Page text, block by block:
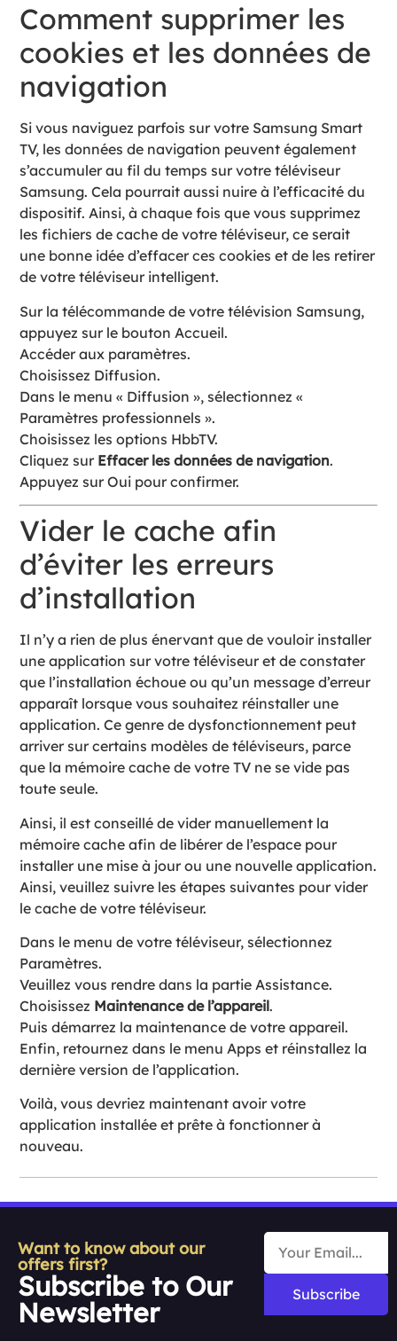
Comment supprimer les
cookies et les données de
navigation
Si vous naviguez parfois sur votre Samsung Smart
TV, les données de navigation peuvent également
s’accumuler au fil du temps sur votre téléviseur
Samsung. Cela pourrait aussi nuire à l’efficacité du
dispositif. Ainsi, à chaque fois que vous supprimez
les fichiers de cache de votre téléviseur, ce serait
une bonne idée d’effacer ces cookies et de les retirer
de votre téléviseur intelligent.
Sur la télécommande de votre télévision Samsung,
appuyez sur le bouton Accueil.
Accéder aux paramètres.
Choisissez Diffusion.
Dans le menu « Diffusion », sélectionnez «
Paramètres professionnels ».
Choisissez les options HbbTV.
Cliquez sur Effacer les données de navigation.
Appuyez sur Oui pour confirmer.
Vider le cache afin
d’éviter les erreurs
d’installation
Il n’y a rien de plus énervant que de vouloir installer
une application sur votre téléviseur et de constater
que l’installation échoue ou qu’un message d’erreur
apparaît lorsque vous souhaitez réinstaller une
application. Ce genre de dysfonctionnement peut
arriver sur certains modèles de téléviseurs, parce
que la mémoire cache de votre TV ne se vide pas
toute seule.
Ainsi, il est conseillé de vider manuellement la
mémoire cache afin de libérer de l’espace pour
installer une mise à jour ou une nouvelle application.
Ainsi, veuillez suivre les étapes suivantes pour vider
le cache de votre téléviseur.
Dans le menu de votre téléviseur, sélectionnez
Paramètres.
Veuillez vous rendre dans la partie Assistance.
Choisissez Maintenance de l’appareil.
Puis démarrez la maintenance de votre appareil.
Enfin, retournez dans le menu Apps et réinstallez la
dernière version de l’application.
Voilà, vous devriez maintenant avoir votre
application installée et prête à fonctionner à
nouveau.
Want to know about our
offers first?
Subscribe to Our
Newsletter
Subscribe